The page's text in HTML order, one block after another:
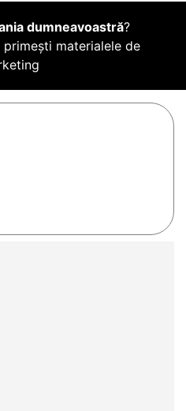
dumneavoastră?
primești materialele de